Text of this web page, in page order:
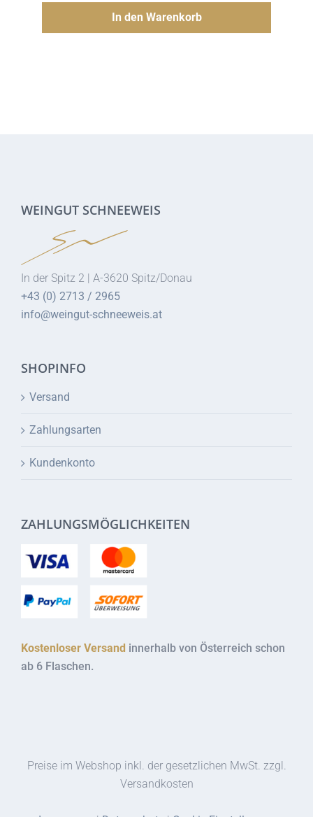
In den Warenkorb
WEINGUT SCHNEEWEIS
In der Spitz 2 | A-3620 Spitz/Donau
+43 (0) 2713 / 2965
info@weingut-schneeweis.at
SHOPINFO
Versand
Zahlungsarten
Kundenkonto
ZAHLUNGSMÖGLICHKEITEN
Kostenloser Versand innerhalb von Österreich schon
ab 6 Flaschen.
Preise im Webshop inkl. der gesetzlichen MwSt. zzgl.
Versandkosten